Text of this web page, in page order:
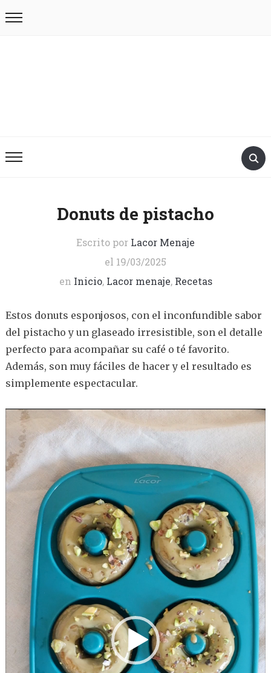
Donuts de pistacho
Escrito por Lacor Menaje
el 19/03/2025
en Inicio, Lacor menaje, Recetas
Estos donuts esponjosos, con el inconfundible sabor
del pistacho y un glaseado irresistible, son el detalle
perfecto para acompañar su café o té favorito.
Además, son muy fáciles de hacer y el resultado es
simplemente espectacular.
Reproductor
vídeo